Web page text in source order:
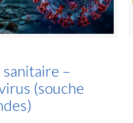
–
(souche